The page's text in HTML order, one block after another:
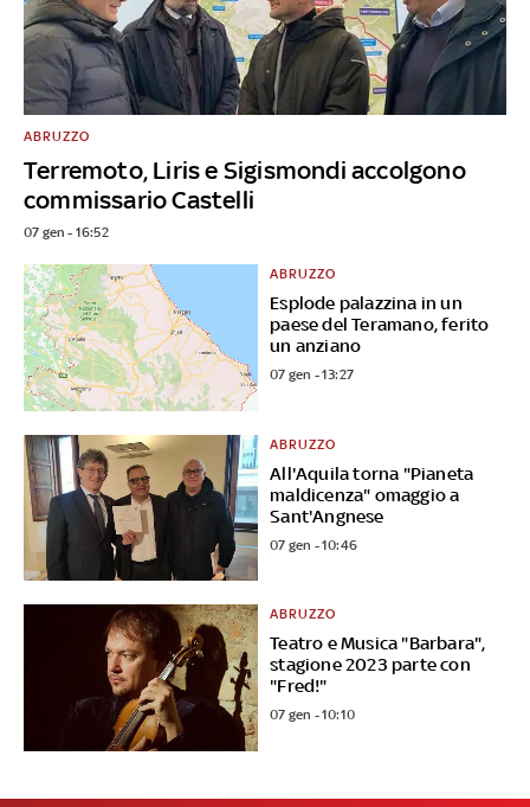
Terremoto, Liris e Sigismondi accolgono
commissario Castelli
ABRUZZO
07 gen - 16:52
Esplode palazzina in un
paese del Teramano, ferito
un anziano
ABRUZZO
07 gen - 13:27
All'Aquila torna "Pianeta
maldicenza" omaggio a
Sant'Angnese
ABRUZZO
07 gen - 10:46
Teatro e Musica "Barbara",
stagione 2023 parte con
"Fred!"
ABRUZZO
07 gen - 10:10